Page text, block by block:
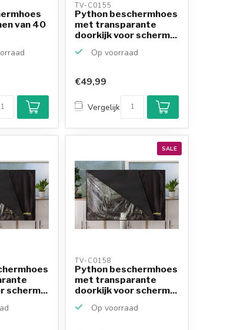
van 40
TV-C0155
Python beschermhoes
met transparante
doorkijk voor scherm...
Op voorraad
€49,99
Vergelijk
scherm...
SALE
TV-C0158
Python beschermhoes
met transparante
doorkijk voor scherm...
Op voorraad